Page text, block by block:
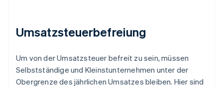
Umsatzsteuerbefreiung
Um von der Umsatzsteuer befreit zu sein, müssen
Selbstständige und Kleinstunternehmen unter der
Obergrenze des jährlichen Umsatzes bleiben. Hier sind